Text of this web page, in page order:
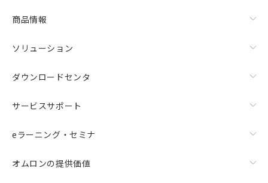
商品情報
ソリューション
ダウンロードセンタ
サービスサポート
eラーニング・セミナ
オムロンの提供価値